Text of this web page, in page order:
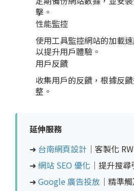
擊。
性能監控
使用工具監控網站的加載
以提升用戶體驗。
用戶反饋
收集用戶的反饋，根據反
整。
延伸服務
➜ 台南網頁設計 ｜客製化
➜ 網站 SEO 優化 ｜提升搜
➜ Google 廣告投放 ｜精準